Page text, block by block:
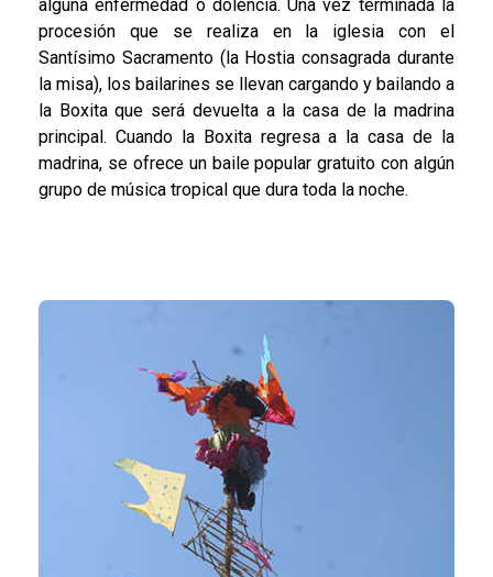
alguna enfermedad o dolencia. Una vez terminada la
procesión que se realiza en la iglesia con el
Santísimo Sacramento (la Hostia consagrada durante
la misa), los bailarines se llevan cargando y bailando a
la Boxita que será devuelta a la casa de la madrina
principal. Cuando la Boxita regresa a la casa de la
madrina, se ofrece un baile popular gratuito con algún
grupo de música tropical que dura toda la noche.